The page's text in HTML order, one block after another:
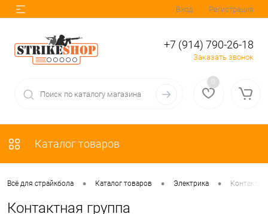
Вход Регистрация
+7 (914) 790-26-18
Заказать звонок
0
Каталог товаров
Всё для страйкбола • Каталог товаров • Электрика •
Контактная группа